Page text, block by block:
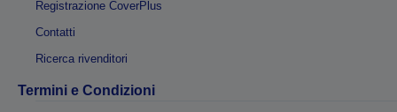
Registrazione CoverPlus
Contatti
Ricerca rivenditori
Termini e Condizioni